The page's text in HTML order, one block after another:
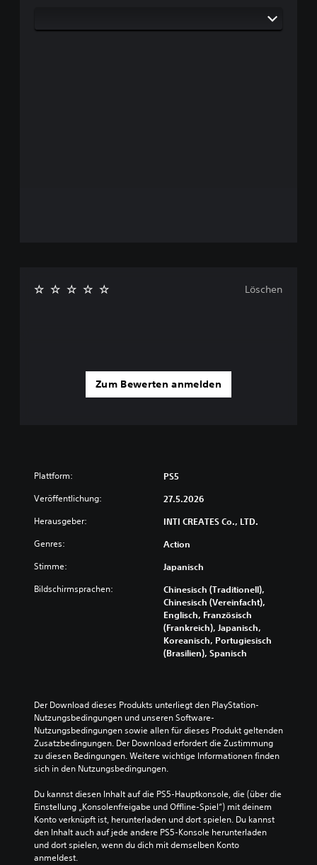
Zum Bewerten anmelden
Löschen
Plattform: PS5
Veröffentlichung: 27.5.2026
Herausgeber: INTI CREATES Co., LTD.
Genres: Action
Stimme: Japanisch
Bildschirmsprachen:
Chinesisch (Traditionell),
Chinesisch (Vereinfacht),
Englisch, Französisch
(Frankreich), Japanisch,
Koreanisch, Portugiesisch
(Brasilien), Spanisch
Der Download dieses Produkts unterliegt den PlayStation-
Nutzungsbedingungen und unseren Software-
Nutzungsbedingungen sowie allen für dieses Produkt geltenden
Zusatzbedingungen. Der Download erfordert die Zustimmung
zu diesen Bedingungen. Weitere wichtige Informationen finden
sich in den Nutzungsbedingungen.
Du kannst diesen Inhalt auf die PS5-Hauptkonsole, die (über die
Einstellung „Konsolenfreigabe und Offline-Spiel“) mit deinem
Konto verknüpft ist, herunterladen und dort spielen. Du kannst
den Inhalt auch auf jede andere PS5-Konsole herunterladen
und dort spielen, wenn du dich mit demselben Konto
anmeldest.